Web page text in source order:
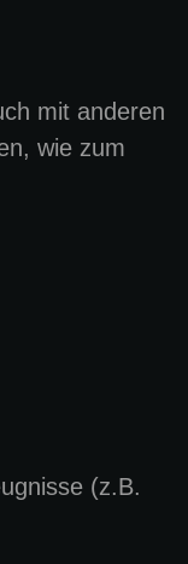
mit anderen
wie zum
(z.B.